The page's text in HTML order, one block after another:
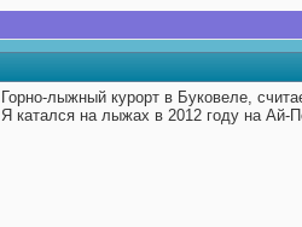
Горно-лыжный курорт в Буковеле,
Я катался на лыжах в 2012 году на Ай-